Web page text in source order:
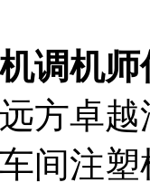
调机师
方卓
间注